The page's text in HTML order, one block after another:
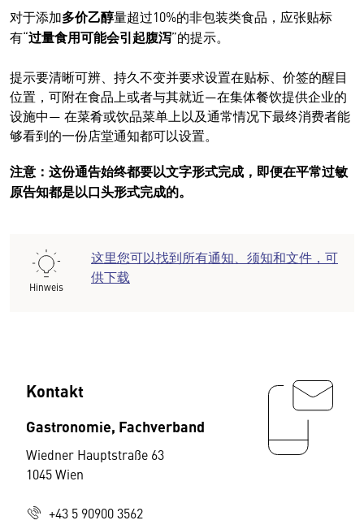
对于添加多价乙醇量超过10%的非包装类食品，应张贴标
有“过量食用可能会引起腹泻”的提示。
提示要清晰可辨、持久不变并要求设置在贴标、价签的醒目
位置，可附在食品上或者与其就近—在集体餐饮提供企业的
设施中— 在菜肴或饮品菜单上以及通常情况下最终消费者能
够看到的一份店堂通知都可以设置。
注意：这份通告始终都要以文字形式完成，即便在平常过敏
原告知都是以口头形式完成的。
Hinweis
这里您可以找到所有通知、须知和文件，可
供下载
Kontakt
Gastronomie, Fachverband
Wiedner Hauptstraße 63
1045 Wien
+43 5 90900 3562